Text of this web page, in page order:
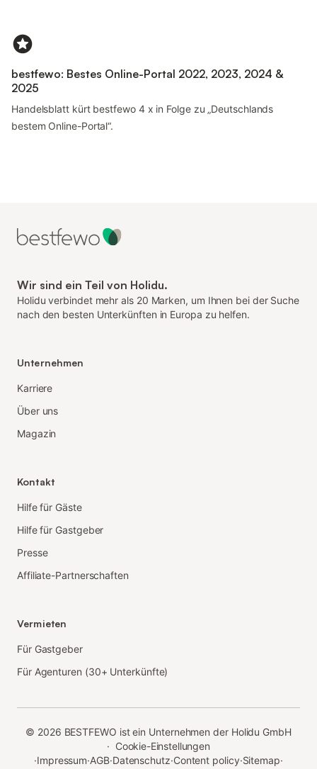
bestfewo: Bestes Online-Portal 2022, 2023, 2024 &
2025
Handelsblatt kürt bestfewo 4 x in Folge zu „Deutschlands
bestem Online-Portal“.
Wir sind ein Teil von Holidu.
Holidu verbindet mehr als 20 Marken, um Ihnen bei der Suche
nach den besten Unterkünften in Europa zu helfen.
Unternehmen
Karriere
Über uns
Magazin
Kontakt
Hilfe für Gäste
Hilfe für Gastgeber
Presse
Affiliate-Partnerschaften
Vermieten
Für Gastgeber
Für Agenturen (30+ Unterkünfte)
© 2026 BESTFEWO ist ein Unternehmen der Holidu GmbH
· Cookie-Einstellungen
·Impressum·AGB·Datenschutz·Content policy·Sitemap·